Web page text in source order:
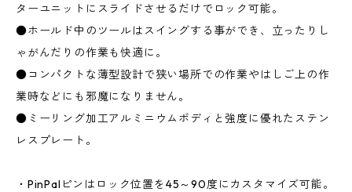
ターユニットにスライドさせるだけでロック可能。
●ホールド中のツールはスイングする事ができ、立ったりし
ゃがんだりの作業も快適に。
●コンパクトな薄型設計で狭い場所での作業やはしご上の作
業時などにも邪魔になりません。
●ミーリング加工アルミニウムボディと強度に優れたステン
レスプレート。
・PinPalピンはロック位置を45～90度にカスタマイズ可能。